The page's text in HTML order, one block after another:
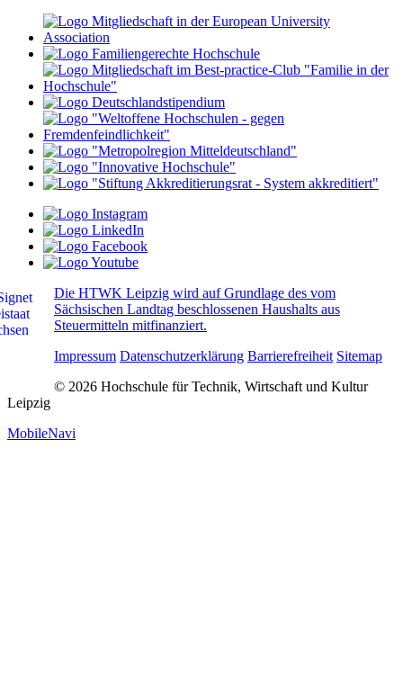
Die HTWK Leipzig wird auf Grundlage des vom
Sächsischen Landtag beschlossenen Haushalts aus
Steuermitteln mitfinanziert.
Impressum Datenschutzerklärung Barrierefreiheit Sitemap
© 2026 Hochschule für Technik, Wirtschaft und Kultur
Leipzig
MobileNavi